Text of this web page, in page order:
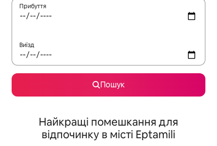
Прибуття
Виїзд
Пошук
Найкращі помешкання для
відпочинку в місті Eptamili